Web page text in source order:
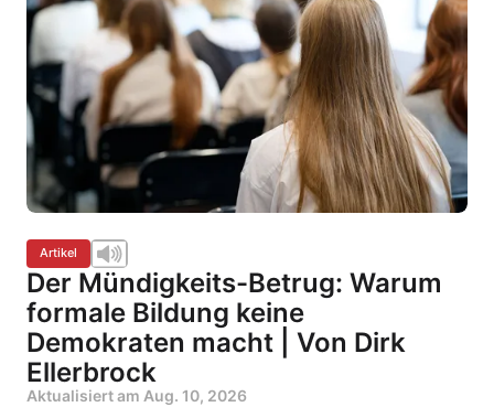
Artikel
Der Mündigkeits-Betrug: Warum
formale Bildung keine
Demokraten macht | Von Dirk
Ellerbrock
Aktualisiert am Aug. 10, 2026